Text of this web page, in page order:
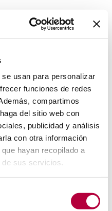
usan para personalizar
funciones de redes
compartimos
del sitio web con
publicidad y análisis
con otra información
hayan recopilado a
de sus servicios.